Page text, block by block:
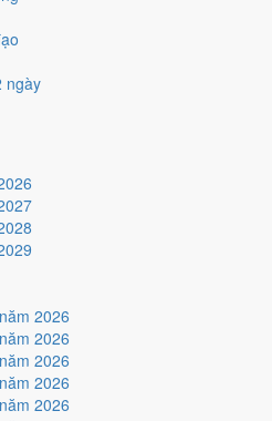
ngày
2026
2026
2026
2026
2026
nay ở
Đạo
ở
nay ở